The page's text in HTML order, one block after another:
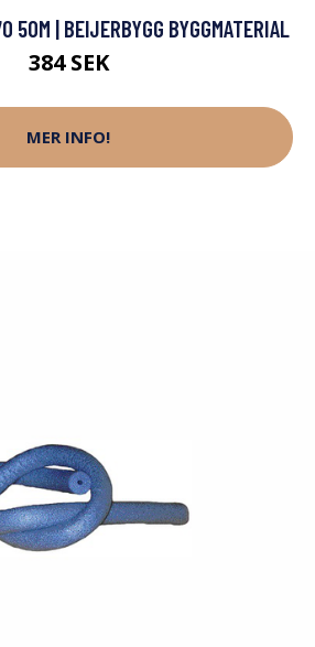
50M | BEIJERBYGG BYGGMATERIAL
384 SEK
MER INFO!